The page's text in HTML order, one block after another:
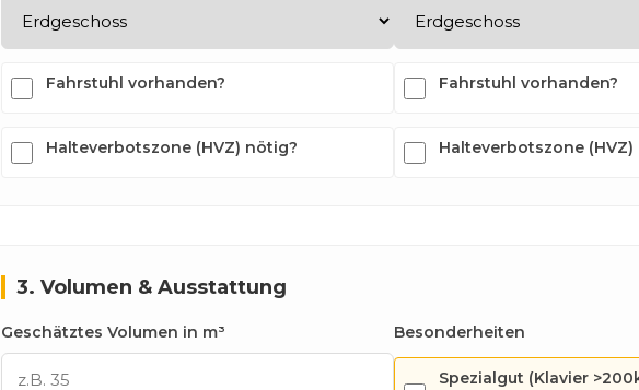
Fahrstuhl vorhanden?
Halteverbotszone (HVZ) nötig?
Fahrstuhl vorhanden?
Halteverbotszone (HVZ)
3. Volumen & Ausstattung
Geschätztes Volumen in m³ Besonderheiten
Spezialgut (Klavier